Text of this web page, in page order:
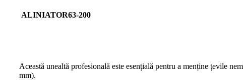
ALINIATOR63-200
Această unealtă profesională este esențială pentru a menține țevile
mm).